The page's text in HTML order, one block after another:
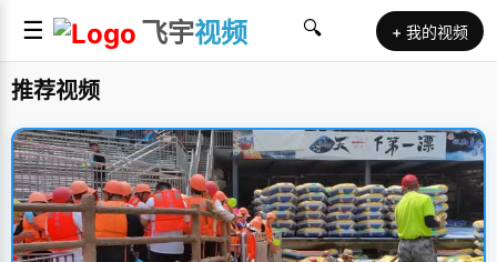
☰ 飞宇视频 🔍 + 我的视频
推荐视频